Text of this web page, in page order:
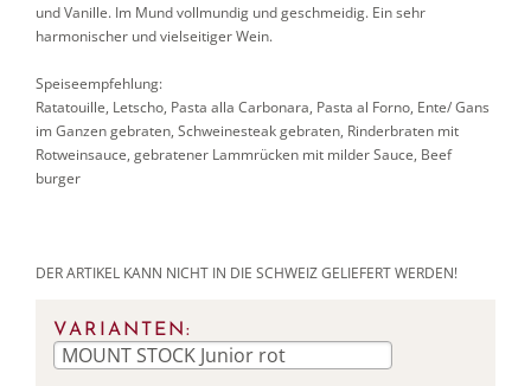
und Vanille. Im Mund vollmundig und geschmeidig. Ein sehr
harmonischer und vielseitiger Wein.
Speiseempfehlung:
Ratatouille, Letscho, Pasta alla Carbonara, Pasta al Forno, Ente/ Gans
im Ganzen gebraten, Schweinesteak gebraten, Rinderbraten mit
Rotweinsauce, gebratener Lammrücken mit milder Sauce, Beef
burger
DER ARTIKEL KANN NICHT IN DIE SCHWEIZ GELIEFERT WERDEN!
VARIANTEN: